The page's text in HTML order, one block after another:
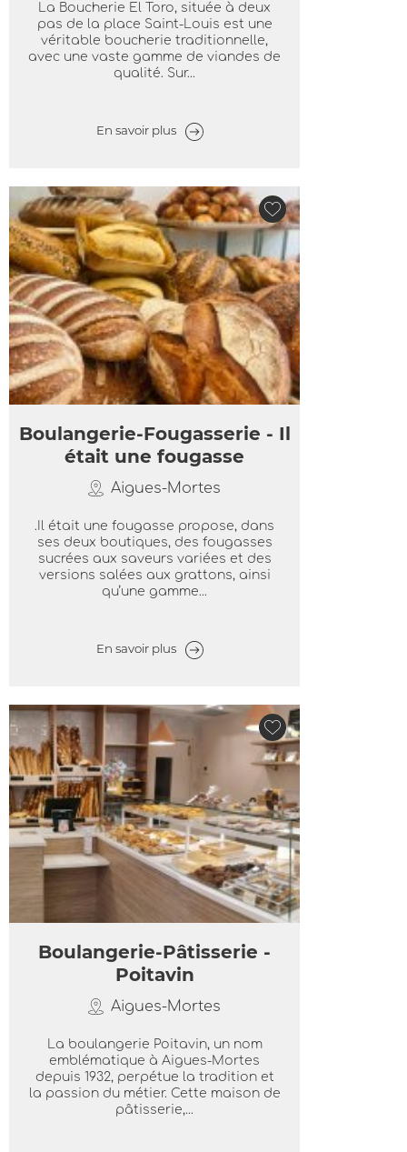
La Boucherie El Toro, située à deux
pas de la place Saint-Louis est une
véritable boucherie traditionnelle,
avec une vaste gamme de viandes de
qualité. Sur...
En savoir plus
Boulangerie-Fougasserie - Il
était une fougasse
Aigues-Mortes
.Il était une fougasse propose, dans
ses deux boutiques, des fougasses
sucrées aux saveurs variées et des
versions salées aux grattons, ainsi
qu’une gamme...
En savoir plus
Boulangerie-Pâtisserie -
Poitavin
Aigues-Mortes
La boulangerie Poitavin, un nom
emblématique à Aigues-Mortes
depuis 1932, perpétue la tradition et
la passion du métier. Cette maison de
pâtisserie,...